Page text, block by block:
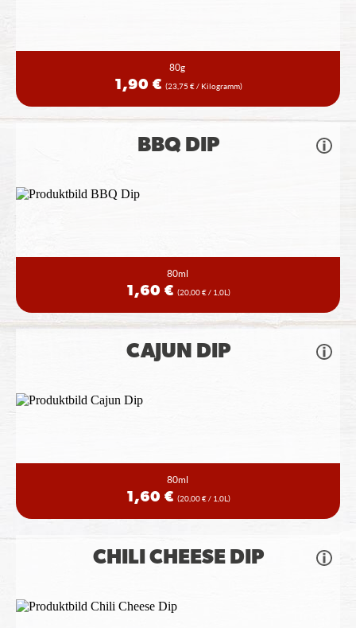
80g
1,90 € (23,75 € / Kilogramm)
BBQ DIP
80ml
1,60 € (20,00 € / 1,0L)
CAJUN DIP
80ml
1,60 € (20,00 € / 1,0L)
CHILI CHEESE DIP